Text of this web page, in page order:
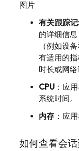
图片
有关跟踪
的详细信
（例如设
有适用的
时长或网络
CPU：应
系统时间。
内存 ：应
如何查看会